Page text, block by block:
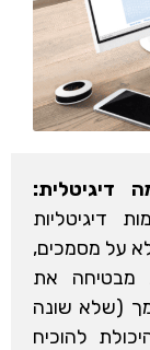
דיגיטלית:
דיגיטליות
על מסמכים,
מבטיחה את
(שלא שונה
להוכיח